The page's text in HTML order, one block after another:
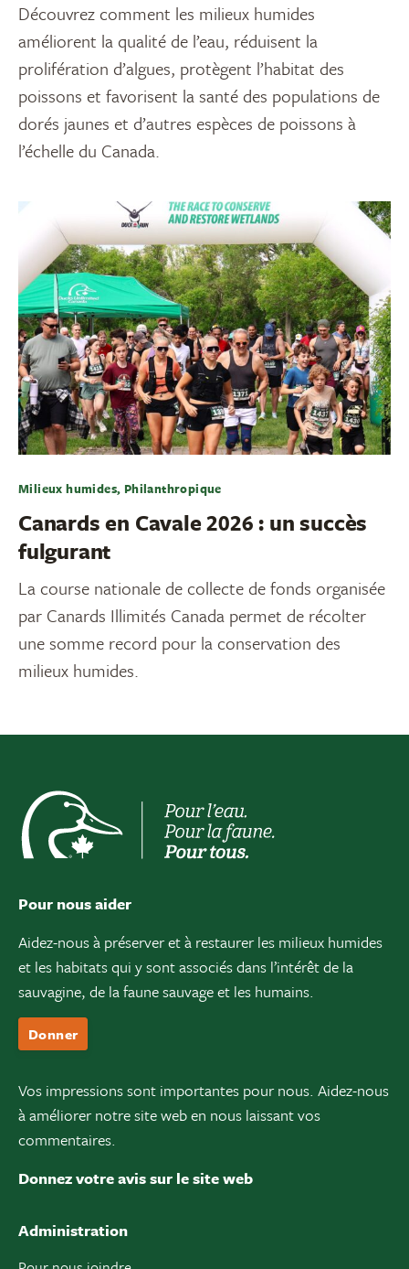
Découvrez comment les milieux humides
améliorent la qualité de l’eau, réduisent la
prolifération d’algues, protègent l’habitat des
poissons et favorisent la santé des populations de
dorés jaunes et d’autres espèces de poissons à
l’échelle du Canada.
Milieux humides, Philanthropique
Canards en Cavale 2026 : un succès
fulgurant
La course nationale de collecte de fonds organisée
par Canards Illimités Canada permet de récolter
une somme record pour la conservation des
milieux humides.
Pour nous aider
Aidez-nous à préserver et à restaurer les milieux humides
et les habitats qui y sont associés dans l’intérêt de la
sauvagine, de la faune sauvage et les humains.
Donner
Vos impressions sont importantes pour nous. Aidez-nous
à améliorer notre site web en nous laissant vos
commentaires.
Donnez votre avis sur le site web
Administration